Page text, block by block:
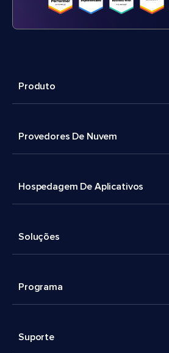
Produto
Provedores De Nuvem
Hospedagem De Aplicativos
Soluções
Programa
Suporte